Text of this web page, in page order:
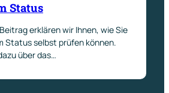
Status
erklären wir Ihnen, wie Sie
Status selbst prüfen können.
über das…